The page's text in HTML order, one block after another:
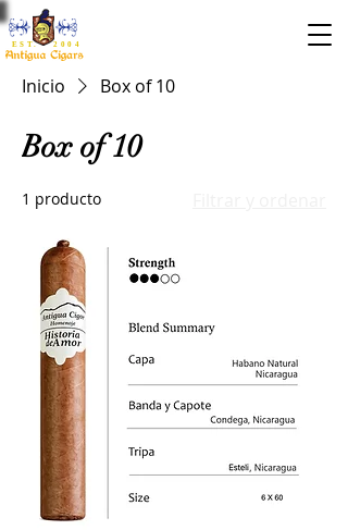
EST. 2004
Inicio Box of 10
Box of 10
1 producto